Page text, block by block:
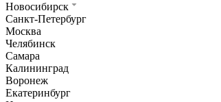
Новосибирск
Санкт-Петербург
Москва
Челябинск
Самара
Калининград
Воронеж
Екатеринбург